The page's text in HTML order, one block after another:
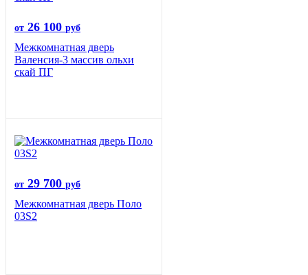
от 26 100 руб
Межкомнатная дверь
Валенсия-3 массив ольхи
скай ПГ
от 29 700 руб
Межкомнатная дверь Поло
03S2